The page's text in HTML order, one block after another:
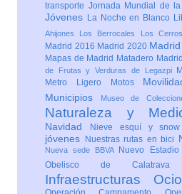
transporte Jornada Mundial de
Jóvenes La Noche en Blanco
Ahijones
Los Berrocales Los
Madrid 2016 Madrid 2020
Mapas de Madrid Matadero Madrid
de Frutas y Verduras de Legazpi
Metro Ligero Motos
Municipios Museo de
Naturaleza y
Navidad Nieve esquí y snow
jóvenes
Nuestras rutas en bici
Nueva sede BBVA
Nuevo
Obelisco de
Infraestructuras